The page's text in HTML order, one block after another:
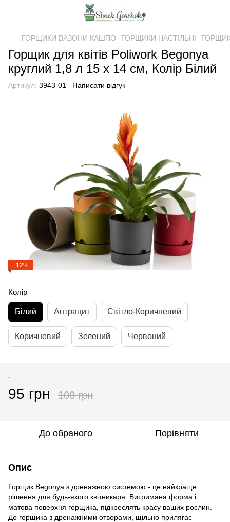
ГОРЩИКИ ВАЗОНИ КАШПО ГОРЩИКИ НАСТІЛЬНІ
Горщик для квітів Рoliwork Begonya
круглий 1,8 л 15 x 14 см, Колір Білий
Артикул: 3943-01 Написати відгук
−12%
Колір
Білий Антрацит Cвітло-Коричневий
Коричневий Зелений Червоний
-
95 грн 108 грн
До обраного Порівняти
Опис
Горщик Begonya з дренажною системою - це найкраще
рішення для будь-якого квітникаря. Витримана форма і
матова поверхня горщика, підкреслять красу ваших рослин.
До горщика з дренажними отворами, щільно прилягає